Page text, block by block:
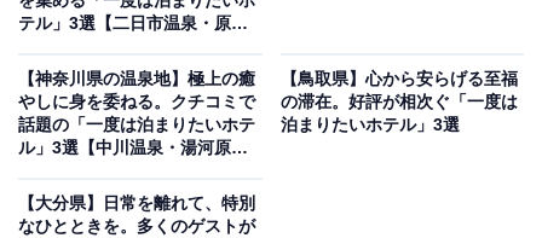
鳴子温泉 ホテル亀屋（画像：「鳴子温泉 ホテル亀屋」公式Webサイトよ
り）
「鳴子温泉 ホテル亀屋」は、皮膚をつるつるにする効果
泉）」を堪能できる宿です。男性露天風呂や客室からは
テル」3選【二日市温泉・原鶴
【神奈川県の温泉地】極上の癒
やしに身を委ねる。クチコミで
話題の「一度は泊まりたいホテ
ル」3選【中川温泉・湯河原温
【鳥取県】心から安らげる至福
の滞在。好評が相次ぐ「一度は
泊まりたいホテル」3選
【大分県】日常を離れて、特別
なひとときを。多くのゲストが